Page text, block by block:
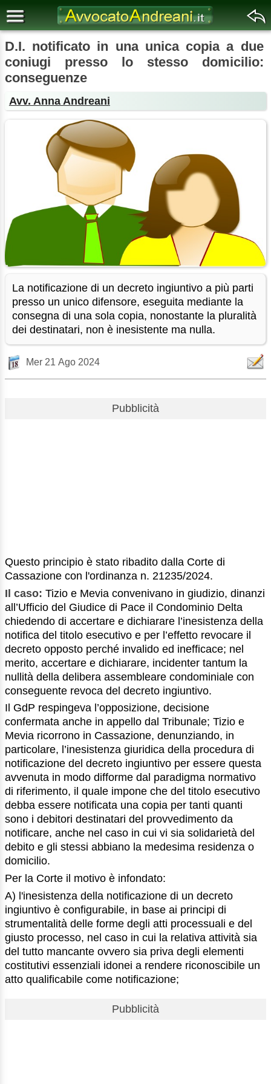
D.I. notificato in una unica copia a due
coniugi presso lo stesso domicilio:
conseguenze
Avv. Anna Andreani
La notificazione di un decreto ingiuntivo a più parti
presso un unico difensore, eseguita mediante la
consegna di una sola copia, nonostante la pluralità
dei destinatari, non è inesistente ma nulla.
Mer 21 Ago 2024
Pubblicità
Questo principio è stato ribadito dalla Corte di
Cassazione con l'ordinanza n. 21235/2024.
Il caso: Tizio e Mevia convenivano in giudizio, dinanzi
all’Ufficio del Giudice di Pace il Condominio Delta
chiedendo di accertare e dichiarare l’inesistenza della
notifica del titolo esecutivo e per l’effetto revocare il
decreto opposto perché invalido ed inefficace; nel
merito, accertare e dichiarare, incidenter tantum la
nullità della delibera assembleare condominiale con
conseguente revoca del decreto ingiuntivo.
Il GdP respingeva l’opposizione, decisione
confermata anche in appello dal Tribunale; Tizio e
Mevia ricorrono in Cassazione, denunziando, in
particolare, l’inesistenza giuridica della procedura di
notificazione del decreto ingiuntivo per essere questa
avvenuta in modo difforme dal paradigma normativo
di riferimento, il quale impone che del titolo esecutivo
debba essere notificata una copia per tanti quanti
sono i debitori destinatari del provvedimento da
notificare, anche nel caso in cui vi sia solidarietà del
debito e gli stessi abbiano la medesima residenza o
domicilio.
Per la Corte il motivo è infondato:
A) l'inesistenza della notificazione di un decreto
ingiuntivo è configurabile, in base ai principi di
strumentalità delle forme degli atti processuali e del
giusto processo, nel caso in cui la relativa attività sia
del tutto mancante ovvero sia priva degli elementi
costitutivi essenziali idonei a rendere riconoscibile un
atto qualificabile come notificazione;
Pubblicità